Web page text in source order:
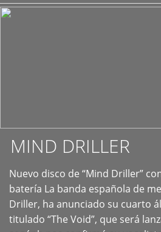
MIND DRILLER
Nuevo disco de “Mind Driller”
batería La banda española de
Driller, ha anunciado su cuarto
titulado “The Void”, que será
+